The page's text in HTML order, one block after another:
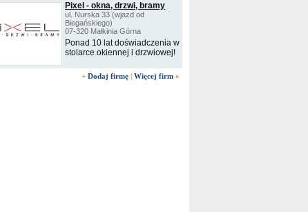
Pixel - okna, drzwi, bramy
ul. Nurska 33 (wjazd od
Biegańskiego)
07-320 Małkinia Górna
Ponad 10 lat doświadczenia w
stolarce okiennej i drzwiowej!
+ Dodaj firmę | Więcej firm »